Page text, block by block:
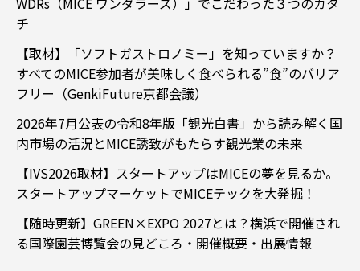
チ
【取材】「ソフトガストロノミー」を知っていますか？
すべてのMICE参加者が美味しく食べられる”食”のバリア
フリー（GenkiFuture京都会議）
2026年7月公表の令和8年版「観光白書」から読み解く国
内市場の活況とMICE誘致がもたらす観光業の未来
【IVS2026取材】スタートアップはMICEの夢を見るか。
スタートアップマーケットでMICEテックを大発掘！
【随時更新】GREEN×EXPO 2027とは？横浜で開催され
る国際園芸博覧会の見どころ・開催概要・出展情報